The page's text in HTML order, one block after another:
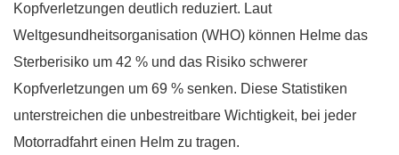
Kopfverletzungen deutlich reduziert. Laut
Weltgesundheitsorganisation (WHO) können Helme das
Sterberisiko um 42 % und das Risiko schwerer
Kopfverletzungen um 69 % senken. Diese Statistiken
unterstreichen die unbestreitbare Wichtigkeit, bei jeder
Motorradfahrt einen Helm zu tragen.